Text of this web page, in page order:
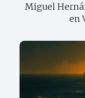
Miguel
en